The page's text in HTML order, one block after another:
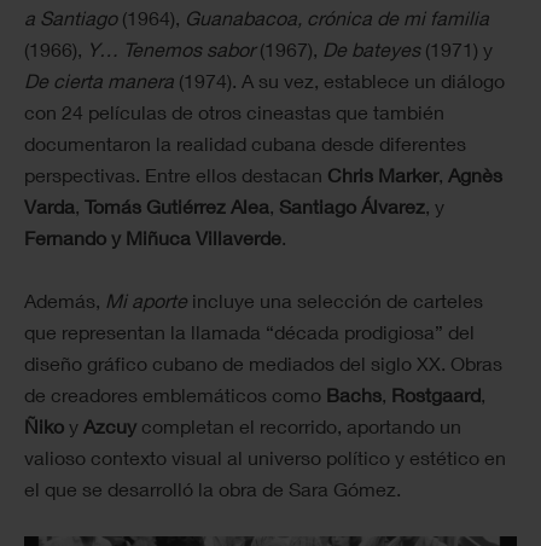
a Santiago(1964), Guanabacoa, crónica de mi familia
(1966), Y… Tenemos sabor(1967), De bateyes (1971) y
De cierta manera (1974). A su vez, establece un diálogo
con 24 películas de otros cineastas que también
documentaron la realidad cubana desde diferentes
perspectivas. Entre ellos destacan Chris Marker, Agnès
Varda, Tomás Gutiérrez Alea, Santiago Álvarez, y
Fernando y Miñuca Villaverde.
Además, Mi aporte incluye una selección de carteles
que representan la llamada “década prodigiosa” del
diseño gráfico cubano de mediados del siglo XX. Obras
de creadores emblemáticos como Bachs, Rostgaard,
Ñiko y Azcuy completan el recorrido, aportando un
valioso contexto visual al universo político y estético en
el que se desarrolló la obra de Sara Gómez.